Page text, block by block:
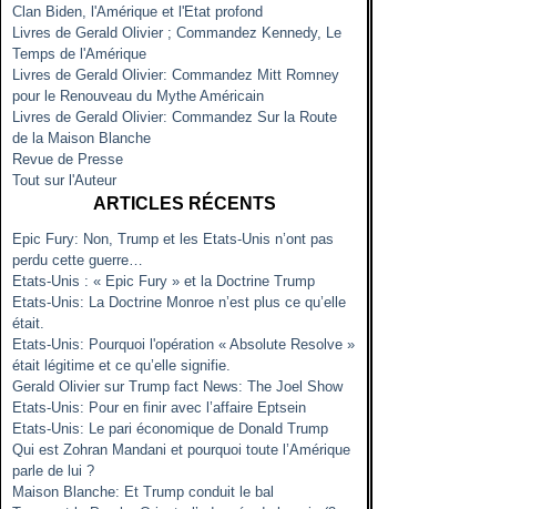
Clan Biden, l'Amérique et l'Etat profond
Livres de Gerald Olivier ; Commandez Kennedy, Le
Temps de l'Amérique
Livres de Gerald Olivier: Commandez Mitt Romney
pour le Renouveau du Mythe Américain
Livres de Gerald Olivier: Commandez Sur la Route
de la Maison Blanche
Revue de Presse
Tout sur l'Auteur
ARTICLES RÉCENTS
Epic Fury: Non, Trump et les Etats-Unis n’ont pas
perdu cette guerre…
Etats-Unis : « Epic Fury » et la Doctrine Trump
Etats-Unis: La Doctrine Monroe n’est plus ce qu’elle
était.
Etats-Unis: Pourquoi l'opération « Absolute Resolve »
était légitime et ce qu’elle signifie.
Gerald Olivier sur Trump fact News: The Joel Show
Etats-Unis: Pour en finir avec l’affaire Eptsein
Etats-Unis: Le pari économique de Donald Trump
Qui est Zohran Mandani et pourquoi toute l’Amérique
parle de lui ?
Maison Blanche: Et Trump conduit le bal